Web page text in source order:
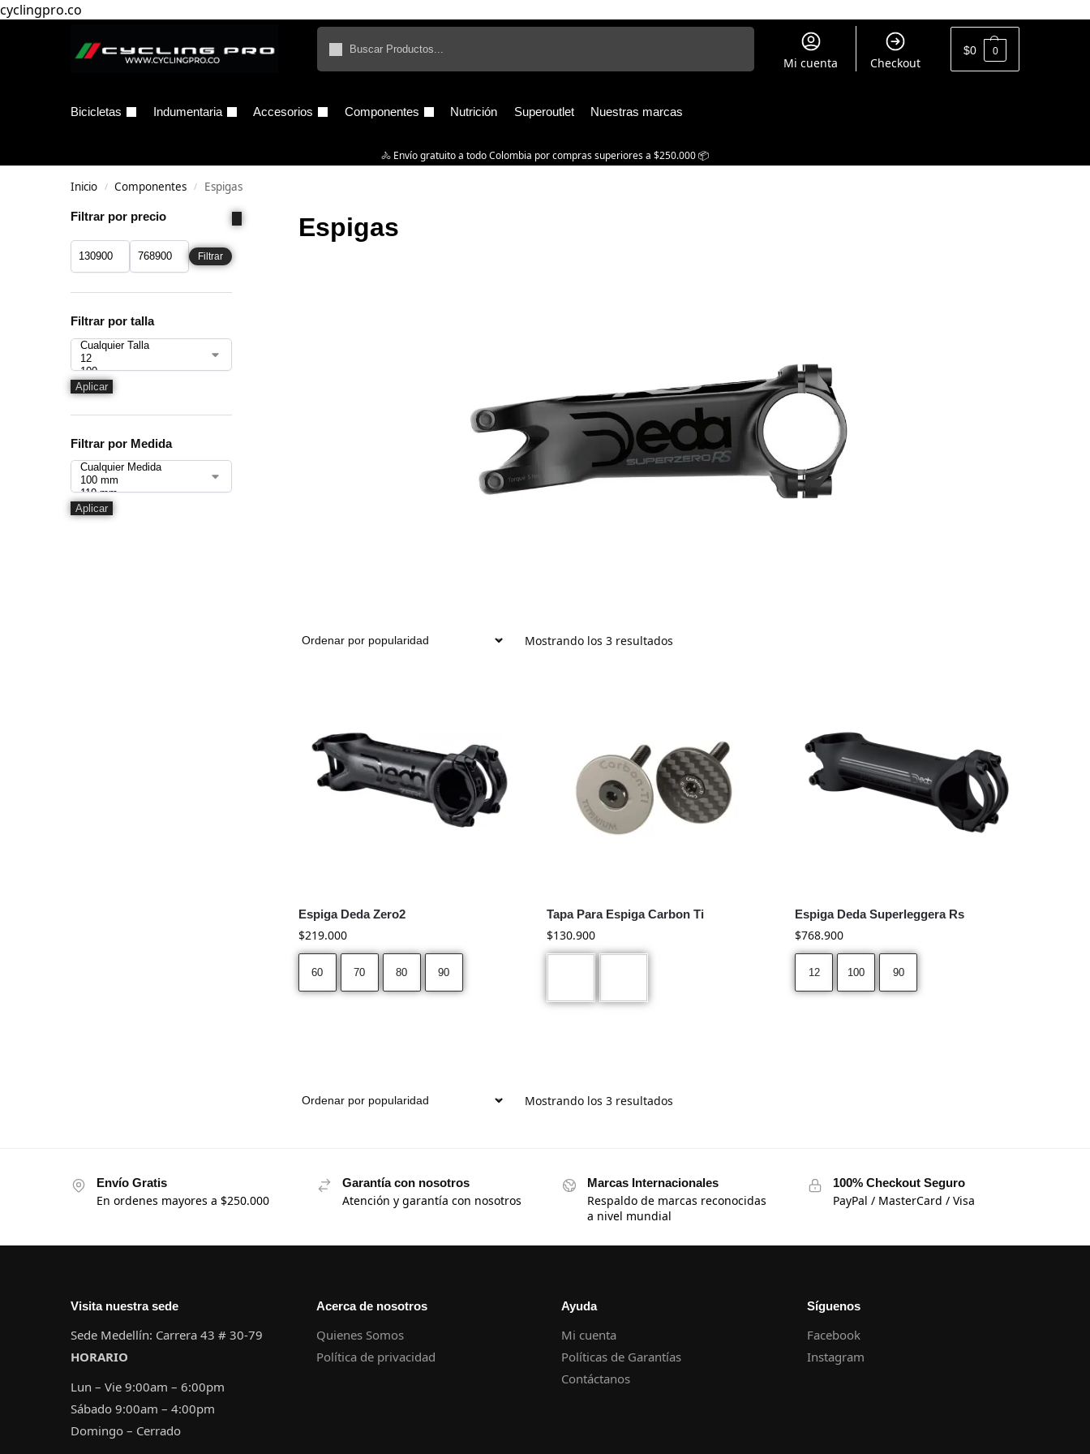
cyclingpro.co
Mi cuenta Checkout
$0 0
Bicicletas Indumentaria Accesorios Componentes Nutrición Superoutlet Nuestras marcas
🚴‍ Envío gratuito a todo Colombia por compras superiores a $250.000 📦
Inicio / Componentes / Espigas
Espigas
Mostrando los 3 resultados
Espiga Deda Zero2
$219.000
60 70 80 90
Tapa Para Espiga Carbon Ti
$130.900
Espiga Deda Superleggera Rs
$768.900
12 100 90
Mostrando los 3 resultados
Filtrar por precio
Filtrar
Filtrar por talla
Aplicar
Filtrar por Medida
Aplicar
Envío Gratis
En ordenes mayores a $250.000
Garantía con nosotros
Atención y garantía con nosotros
Marcas Internacionales
Respaldo de marcas reconocidas
a nivel mundial
100% Checkout Seguro
PayPal / MasterCard / Visa
Visita nuestra sede
Sede Medellín: Carrera 43 # 30-79
HORARIO
Lun – Vie 9:00am – 6:00pm
Sábado 9:00am – 4:00pm
Domingo – Cerrado
Acerca de nosotros
Quienes Somos
Política de privacidad
Ayuda
Mi cuenta
Políticas de Garantías
Contáctanos
Síguenos
Facebook
Instagram